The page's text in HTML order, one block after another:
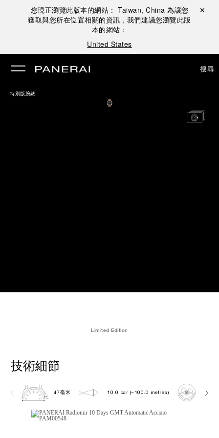
您現正瀏覽此版本的網站： Taiwan, China 為讓您
獲取與您所在位置相關的資訊，我們建議您瀏覽此版
本的網站：
United States
關閉 ✕
搜尋
特別版腕錶
Limited Edition
技術細節
47毫米 10.0 bar (~100.0 metres)